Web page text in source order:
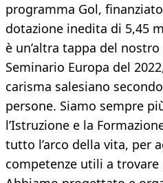
programma Gol,
dotazione inedita di 5,45
è un’altra tappa del
Seminario Europa del
carisma salesiano
persone. Siamo sempre
l’Istruzione e la
tutto l’arco della vita, per
competenze utili a